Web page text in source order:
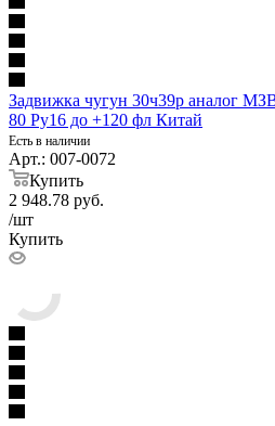
Задвижка чугун 30ч39р аналог
80 Ру16 до +120 фл Китай
Есть в наличии
Арт.: 007-0072
Купить
2 948.78 руб.
/шт
Купить